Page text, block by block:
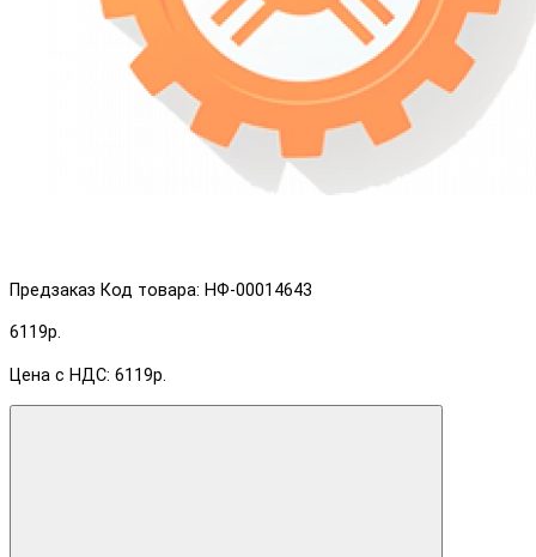
Предзаказ Код товара: НФ-00014643
6119р.
Цена с НДС: 6119р.